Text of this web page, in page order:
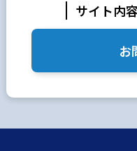
サイト内
お